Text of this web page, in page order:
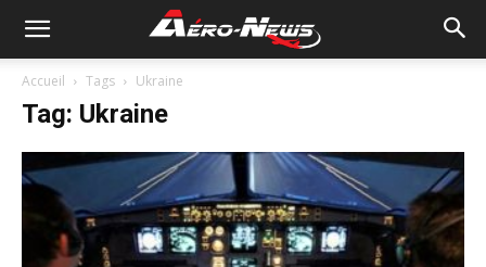
Accueil Tags Ukraine
Tag: Ukraine